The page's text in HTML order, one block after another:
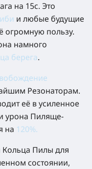
на 15с. Это
и любые будущие
огромную пользу.
намного
берега.
Резонаторам.
её в усиленное
урона Пиляще-
на 120%.
Кольца Пилы для
состоянии,